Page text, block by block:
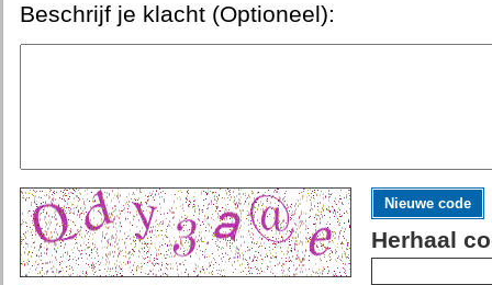
Beschrijf je klacht (Optioneel):
Nieuwe code
Herhaal